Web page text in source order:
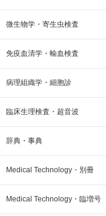
微生物学・寄生虫検査
免疫血清学・輸血検査
病理組織学・細胞診
臨床生理検査・超音波
辞典・事典
Medical Technology・別冊
Medical Technology・臨増号